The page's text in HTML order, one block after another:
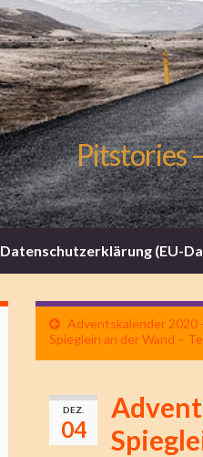
Pitstories
Datenschutzerklärung (EU-
Adventskalender 2020
Spieglein an der Wand –
DEZ.
04